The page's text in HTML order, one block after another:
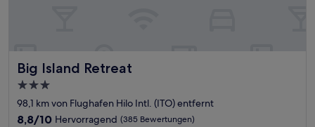
Big Island Retreat
Big Island Retreat
3.0-
Sterne-
Unterkunft
98,1 km von Flughafen Hilo Intl. (ITO) entfernt
8.8
8,8/10 Hervorragend (385 Bewertungen)